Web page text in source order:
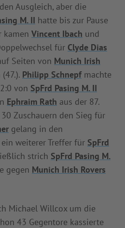
Ausgleich, aber die
M. II hatte bis zur Pause
kamen Vincent Ibach und
für Clyde Dias
Seiten von Munich Irish
Philipp Schnepfmachte
von SpFrd Pasing M. II
Ephraim Rath aus der 87.
Zuschauern den Sieg für
gelang in den
weiterer Treffer für SpFrd
strich SpFrd Pasing M.
gegen Munich Irish Rovers
Michael Willcox um die
43 Gegentore kassierte